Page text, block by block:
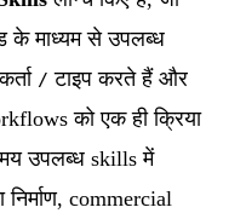
के माध्यम से उपलब्ध
/ टाइप करते हैं और
को एक ही क्रिया
उपलब्ध skills में
निर्माण, commercial